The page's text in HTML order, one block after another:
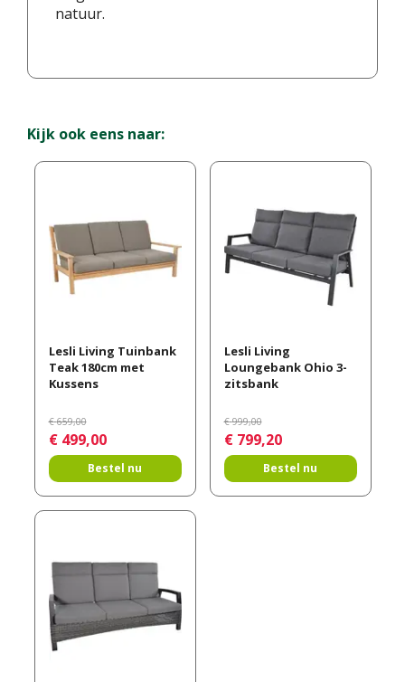
natuur.
Kijk ook eens naar:
Lesli Living Tuinbank
Teak 180cm met
Kussens
€ 659,00
€ 499,00
Bestel nu
Lesli Living
Loungebank Ohio 3-
zitsbank
€ 999,00
€ 799,20
Bestel nu